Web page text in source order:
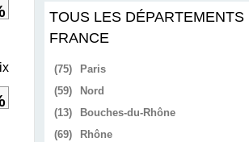
TOUS LES DÉPARTEMENTS
FRANCE
(75)
Paris
(59)
Nord
(13)
Bouches-du-Rhône
(69)
Rhône